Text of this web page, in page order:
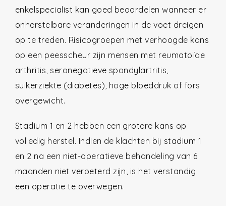
enkelspecialist kan goed beoordelen wanneer er
onherstelbare veranderingen in de voet dreigen
op te treden. Risicogroepen met verhoogde kans
op een peesscheur zijn mensen met reumatoïde
arthritis, seronegatieve spondylartritis,
suikerziekte (diabetes), hoge bloeddruk of fors
overgewicht.
Stadium 1 en 2 hebben een grotere kans op
volledig herstel. Indien de klachten bij stadium 1
en 2 na een niet-operatieve behandeling van 6
maanden niet verbeterd zijn, is het verstandig
een operatie te overwegen.